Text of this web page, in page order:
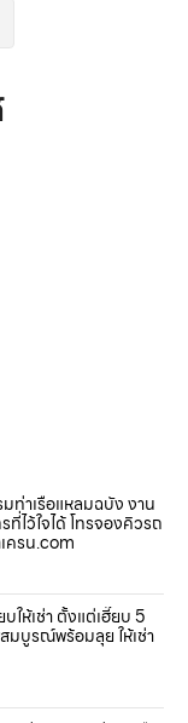
ท่าเรือแหลมฉบัง งาน
ไว้ใจได้ โทรจองคิวรถ
ครน.com
ให้เช่า ตั้งแต่เฮี๊ยบ 5
มบูรณ์พร้อมลุย ให้เช่า